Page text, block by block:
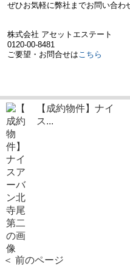
ぜひお気軽に弊社までお問い合わ
株式会社 アセットエステート
0120-00-8481
ご要望・お問合せはこちら
【成約物件】ナイ
ス...
＜ 前のページ